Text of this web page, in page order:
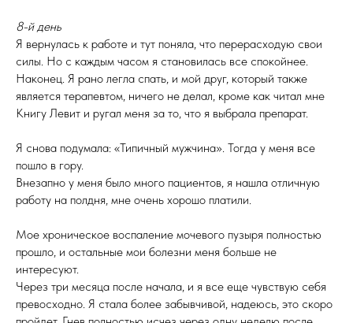
8-й день
Я вернулась к работе и тут поняла, что перерасходую свои
силы. Но с каждым часом я становилась все спокойнее.
Наконец. Я рано легла спать, и мой друг, который также
является терапевтом, ничего не делал, кроме как читал мне
Книгу Левит и ругал меня за то, что я выбрала препарат.
Я снова подумала: «Типичный мужчина». Тогда у меня все
пошло в гору.
Внезапно у меня было много пациентов, я нашла отличную
работу на полдня, мне очень хорошо платили.
Мое хроническое воспаление мочевого пузыря полностью
прошло, и остальные мои болезни меня больше не
интересуют.
Через три месяца после начала, и я все еще чувствую себя
превосходно. Я стала более забывчивой, надеюсь, это скоро